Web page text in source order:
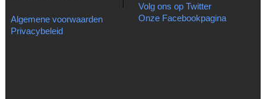
Algemene voorwaarden
Privacybeleid
Volg ons op Twitter
Onze Facebookpagina